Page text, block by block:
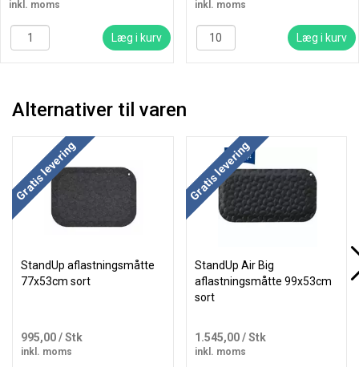
inkl. moms
Læg i kurv
inkl. moms
Læg i kurv
Alternativer til varen
Køb mere og spar
Gratis levering
StandUp aflastningsmåtte
77x53cm sort
995,00/ Stk
inkl. moms
Køb mere og spar
Gratis levering
StandUp Air Big
aflastningsmåtte 99x53cm
sort
1.545,00/ Stk
inkl. moms